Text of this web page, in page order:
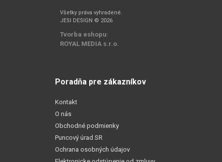
Všetky práva vyhradené.
JESI DESIGN © 2026
Tvorba eshopu:
ROYAL MEDIA s.r.o.
Poradňa pre zákazníkov
Kontakt
O nás
Obchodné podmienky
Puncový úrad SR
Ochrana osobných údajov